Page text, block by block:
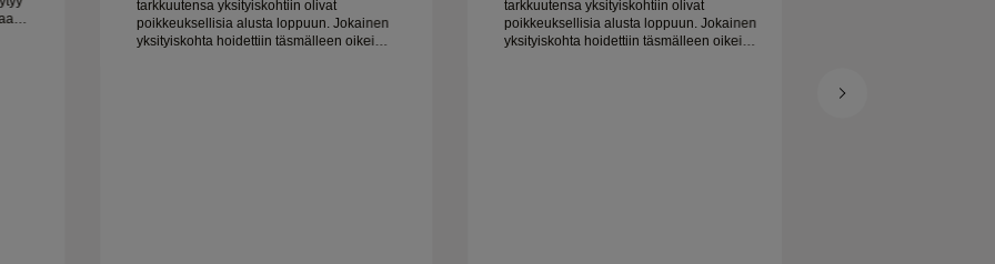
tarkkuutensa yksityiskohtiin olivat
poikkeuksellisia alusta loppuun. Jokainen
yksityiskohta hoidettiin täsmälleen oikein,
tarkkuutensa yksityiskohtiin olivat
poikkeuksellisia alusta loppuun. Jokainen
yksityiskohta hoidettiin täsmälleen oikein,